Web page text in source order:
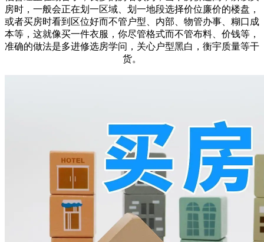
房时，一般会正在划一区域、划一地段选择价位廉价的楼盘，
或者买房时看到区位好而不管户型、内部、物管办事、糊口成
本等，这就像买一件衣服，你尽管格式而不管布料、价钱等，
准确的做法是多进修选房学问，关心户型黑白，衡宇质量等干
货。